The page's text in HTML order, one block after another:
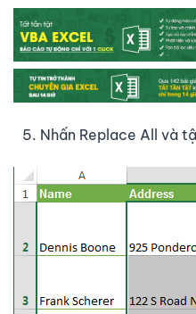
Nhấn Replace All và